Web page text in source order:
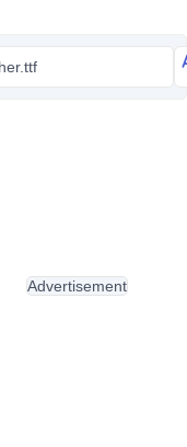
Advertisement